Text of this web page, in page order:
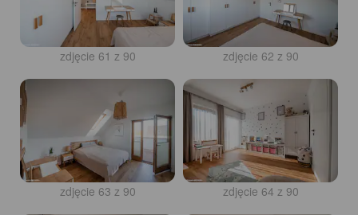
zdjęcie 61 z 90 zdjęcie 62 z 90
zdjęcie 63 z 90 zdjęcie 64 z 90